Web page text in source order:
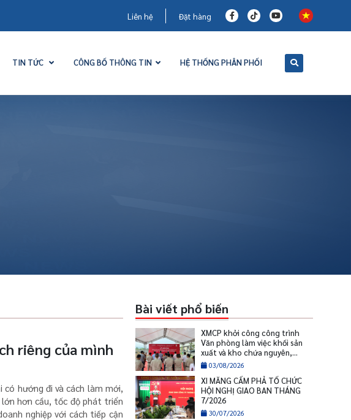
Liên hệ Đặt hàng
TIN TỨC CÔNG BỐ THÔNG TIN HỆ THỐNG PHÂN PHỐI
riêng của mình
hướng đi và cách làm mới,
hơn cầu, tốc độ phát triển
nghiệp với cách tiếp cận
Bài viết phổ biến
XMCP khởi công công trình
Văn phòng làm việc khối sản
xuất và kho chứa nguyên,
nhiên liệu
03/08/2026
XI MĂNG CẨM PHẢ TỔ CHỨC
HỘI NGHỊ GIAO BAN THÁNG
7/2026
30/07/2026